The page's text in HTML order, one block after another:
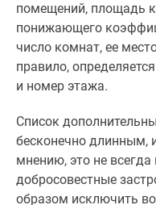
Готовые
коттеджные
поселки
Строящиеся
коттеджные
Коттеджные
поселки
лесу
помещений, площадь
понижающего
число комнат, ее
правило,
и номер этажа.
Список
бесконечно длинным,
мнению, это не
добросовестные
образом исключить